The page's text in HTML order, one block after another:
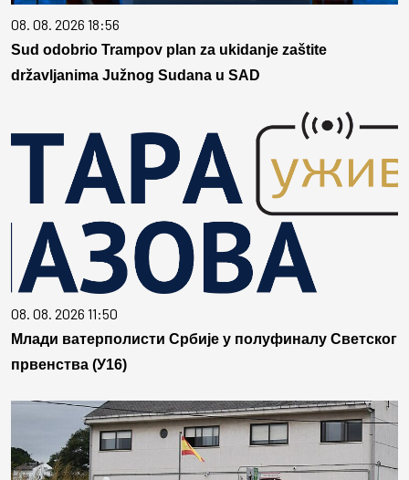
08. 08. 2026 18:56
Sud odobrio Trampov plan za ukidanje zaštite
državljanima Južnog Sudana u SAD
08. 08. 2026 11:50
Млади ватерполисти Србије у полуфиналу Светског
првенства (У16)